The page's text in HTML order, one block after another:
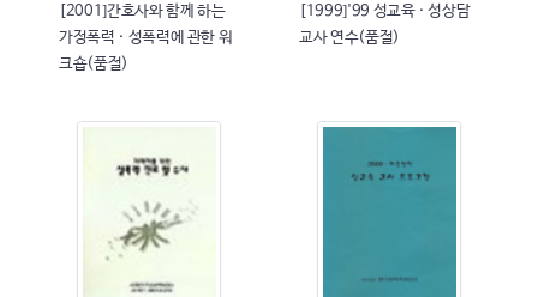
[2001]간호사와 함께 하는
가정폭력 · 성폭력에 관한 워
크숍(품절)
[1999]'99 성교육 · 성상담
교사 연수(품절)